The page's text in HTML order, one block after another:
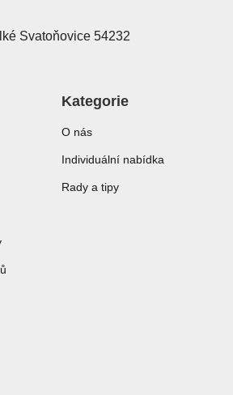
Svatoňovice 54232
Kategorie
O nás
Individuální nabídka
Rady a tipy